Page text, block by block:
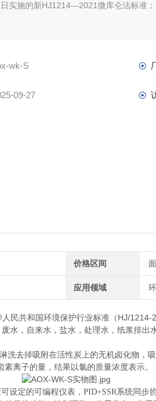
实施的新HJ1214—2021微库仑法标准
wk-S
09-27
价格区间
应用领域
人民共和国环境保护行业标准（HJ/
水，自来水，盐水，处理水，纸浆排出
洗去掉吸附在活性炭上的无机卤化物，
离子的量，结果以氯的质量浓度表示。
设定的可编程仪表，PID+SSR系统同